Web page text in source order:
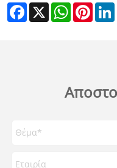
Facebook
X WhatsApp